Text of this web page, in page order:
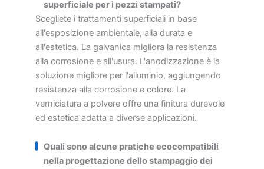
superficiale per i pezzi stampati?
Scegliete i trattamenti superficiali in base
all'esposizione ambientale, alla durata e
all'estetica. La galvanica migliora la resistenza
alla corrosione e all'usura. L'anodizzazione è la
soluzione migliore per l'alluminio, aggiungendo
resistenza alla corrosione e colore. La
verniciatura a polvere offre una finitura durevole
ed estetica adatta a diverse applicazioni.
Quali sono alcune pratiche ecocompatibili
nella progettazione dello stampaggio dei